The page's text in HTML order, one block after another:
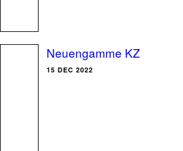
Neuengamme KZ
15 DEC 2022